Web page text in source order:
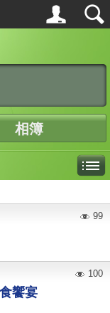
相簿
99
饗宴
100